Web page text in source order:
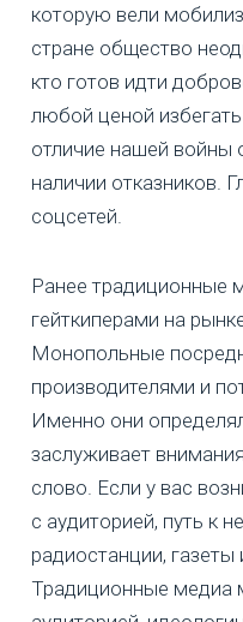
которую вели
стране общество
кто готов идти
любой ценой
отличие нашей войны
наличии отказников.
соцсетей.
Ранее традиционные
гейткиперами на
Монопольные
производителями и
Именно они
заслуживает
слово. Если у вас
с аудиторией, путь к
радиостанции, газеты
Традиционные медиа